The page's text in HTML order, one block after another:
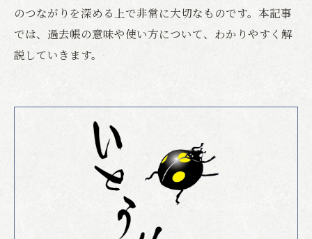
のつながりを深める上で非常に大切なものです。本記事
では、過去帳の意味や使い方について、わかりやすく解
説していきます。